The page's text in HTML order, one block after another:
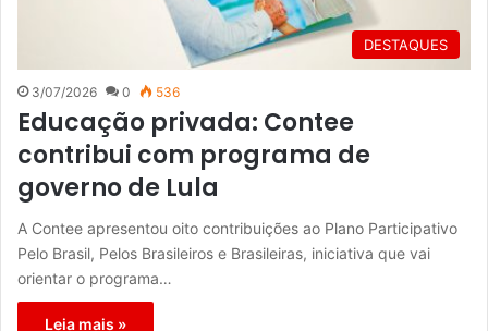
DESTAQUES
3/07/2026 0 536
Educação privada: Contee
contribui com programa de
governo de Lula
A Contee apresentou oito contribuições ao Plano Participativo
Pelo Brasil, Pelos Brasileiros e Brasileiras, iniciativa que vai
orientar o programa…
Leia mais »